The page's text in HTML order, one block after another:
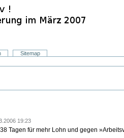
Sitemap
19:23
Tagen für mehr Lohn und gegen